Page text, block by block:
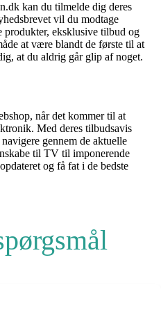
kan du tilmelde dig deres
vil du modtage
produkter, eksklusive tilbud og
at være blandt de første til at
at du aldrig går glip af noget.
når det kommer til at
Med deres tilbudsavis
gennem de aktuelle
til TV til imponerende
og få fat i de bedste